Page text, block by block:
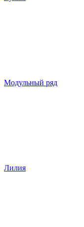
Модульный ряд
Лилия